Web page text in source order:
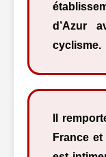
d’Azur
cyclisme.
Il
France